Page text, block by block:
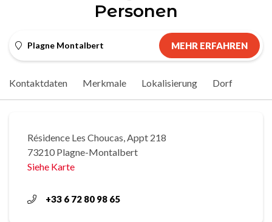
Personen
Plagne Montalbert MEHR ERFAHREN
Kontaktdaten Merkmale Lokalisierung Dorf
Résidence Les Choucas, Appt 218
73210 Plagne-Montalbert
Siehe Karte
+33 6 72 80 98 65